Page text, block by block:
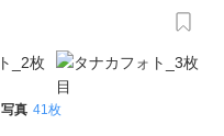
写真 41枚